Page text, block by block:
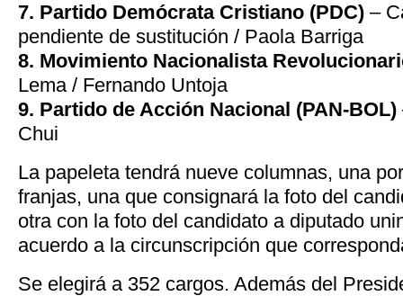
7. Partido Demócrata Cristiano (PDC) –
pendiente de sustitución / Paola Barriga
8. Movimiento Nacionalista
Lema / Fernando Untoja
9. Partido de Acción Nacional (PAN-BOL)
Chui
La papeleta tendrá nueve columnas, una
franjas, una que consignará la foto del
otra con la foto del candidato a diputado
acuerdo a la circunscripción que
Se elegirá a 352 cargos. Además del